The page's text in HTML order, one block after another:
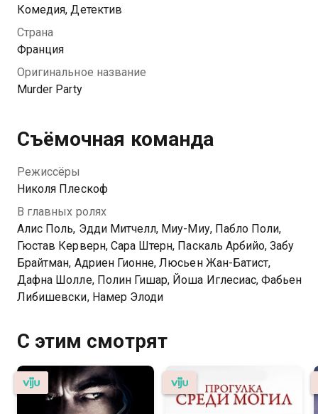
семьи, сыграв во все игры без шанса на проигрыш.
Комедия, Детектив
Страна
Франция
Оригинальное название
Murder Party
Съёмочная команда
Режиссёры
Николя Плескоф
В главных ролях
Алис Поль, Эдди Митчелл, Миу-Миу, Пабло Поли,
Гюстав Керверн, Сара Штерн, Паскаль Арбийо, Забу
Брайтман, Адриен Гионне, Люсьен Жан-Батист,
Дафна Шолле, Полин Гишар, Йоша Иглесиас, Фабьен
Либишевски, Намер Элоди
С этим смотрят